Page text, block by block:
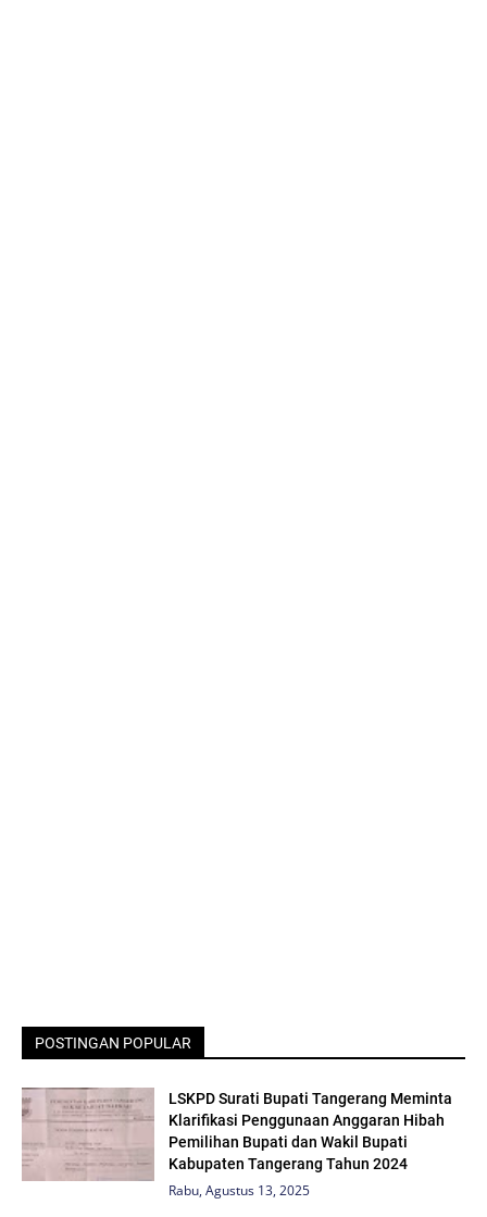
POSTINGAN POPULAR
LSKPD Surati Bupati Tangerang Meminta
Klarifikasi Penggunaan Anggaran Hibah
Pemilihan Bupati dan Wakil Bupati
Kabupaten Tangerang Tahun 2024
Rabu, Agustus 13, 2025